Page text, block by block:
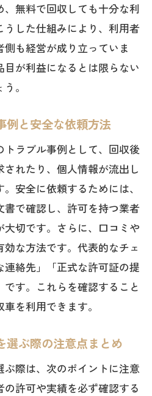
無料で回収しても十分な利
した仕組みにより、利用者
も経営が成り立っていま
が利益になるとは限らない
。
例と安全な依頼方法
ラブル事例として、回収後
れたり、個人情報が流出し
安全に依頼するためには、
で確認し、許可を持つ業者
切です。さらに、口コミや
な方法です。代表的なチェ
連絡先」「正式な許可証の提
す。これらを確認すること
を利用できます。
選ぶ際の注意点まとめ
際は、次のポイントに注意
の許可や実績を必ず確認する